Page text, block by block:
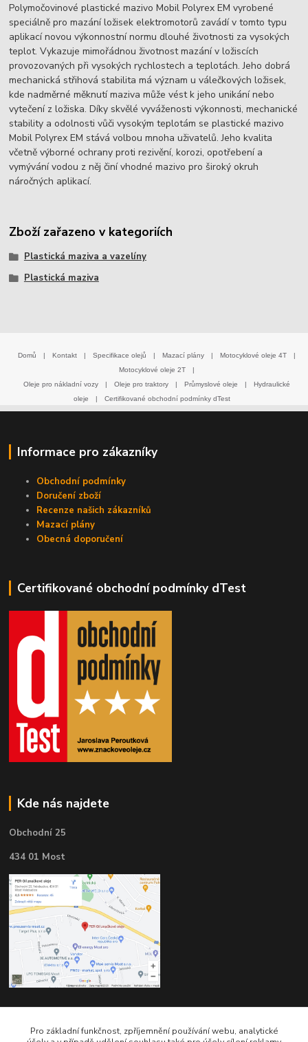
Polymočovinové plastické mazivo Mobil Polyrex EM vyrobené
speciálně pro mazání ložisek elektromotorů zavádí v tomto typu
aplikací novou výkonnostní normu dlouhé životnosti za vysokých
teplot. Vykazuje mimořádnou životnost mazání v ložiscích
provozovaných při vysokých rychlostech a teplotách. Jeho dobrá
mechanická střihová stabilita má význam u válečkových ložisek,
kde nadměrné měknutí maziva může vést k jeho unikání nebo
vytečení z ložiska. Díky skvělé vyváženosti výkonnosti, mechanické
stability a odolnosti vůči vysokým teplotám se plastické mazivo
Mobil Polyrex EM stává volbou mnoha uživatelů. Jeho kvalita
včetně výborné ochrany proti rezivění, korozi, opotřebení a
vymývání vodou z něj činí vhodné mazivo pro široký okruh
náročných aplikací.
Zboží zařazeno v kategoriích
Plastická maziva a vazelíny
Plastická maziva
Domů | Kontakt | Specifikace olejů | Mazací plány | Motocyklové oleje 4T
|
Motocyklové oleje 2T
|
Oleje pro nákladní vozy
| Oleje pro traktory | Průmyslové oleje |
Hydraulické
oleje
| Certifikované obchodní podmínky dTest
Informace pro zákazníky
Obchodní podmínky
Doručení zboží
Recenze našich zákazníků
Mazací plány
Obecná doporučení
Certifikované obchodní podmínky dTest
Kde nás najdete
Obchodní 25
434 01 Most
Kontakty
Pro základní funkčnost, zpříjemnění používání webu, analytické